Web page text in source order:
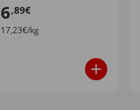
6,89€
17,23€/kg